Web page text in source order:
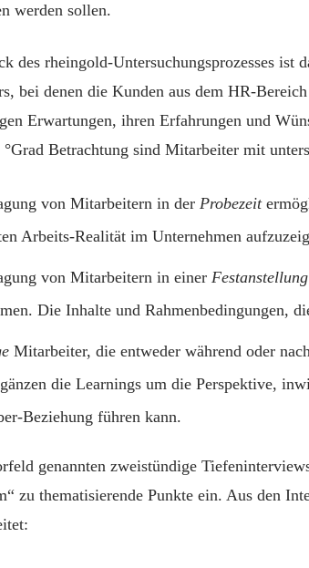
werden sollen.
des rheingold-Untersuchungsprozesses
bei denen die Kunden aus dem HR-
Erwartungen, ihren Erfahrungen und
°Grad Betrachtung sind Mitarbeiter mit
von Mitarbeitern in der Probezeit
Arbeits-Realität im Unternehmen
von Mitarbeitern in einer Festanstellung
Die Inhalte und Rahmenbedingungen,
Mitarbeiter, die entweder während oder
die Learnings um die Perspektive,
Beziehung führen kann.
genannten zweistündige
zu thematisierende Punkte ein. Aus den